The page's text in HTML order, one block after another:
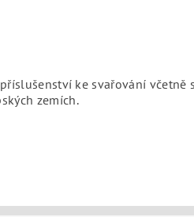
ke svařování včetně
zemích.